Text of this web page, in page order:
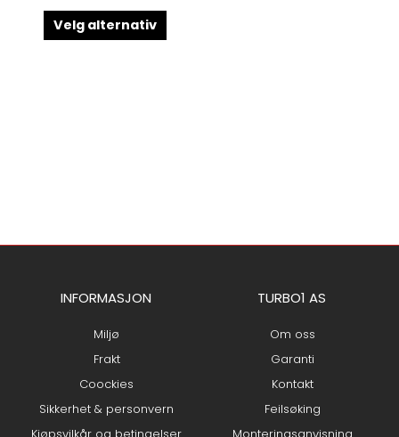
Velg alternativ
INFORMASJON
Miljø
Frakt
Coockies
Sikkerhet & personvern
TURBO1 AS
Om oss
Garanti
Kontakt
Feilsøking